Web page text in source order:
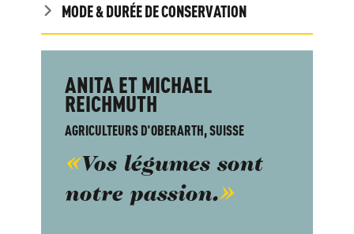
MODE & DURÉE DE CONSERVATION
ANITA ET MICHAEL
REICHMUTH
AGRICULTEURS D'OBERARTH, SUISSE
Vos légumes sont
notre passion.